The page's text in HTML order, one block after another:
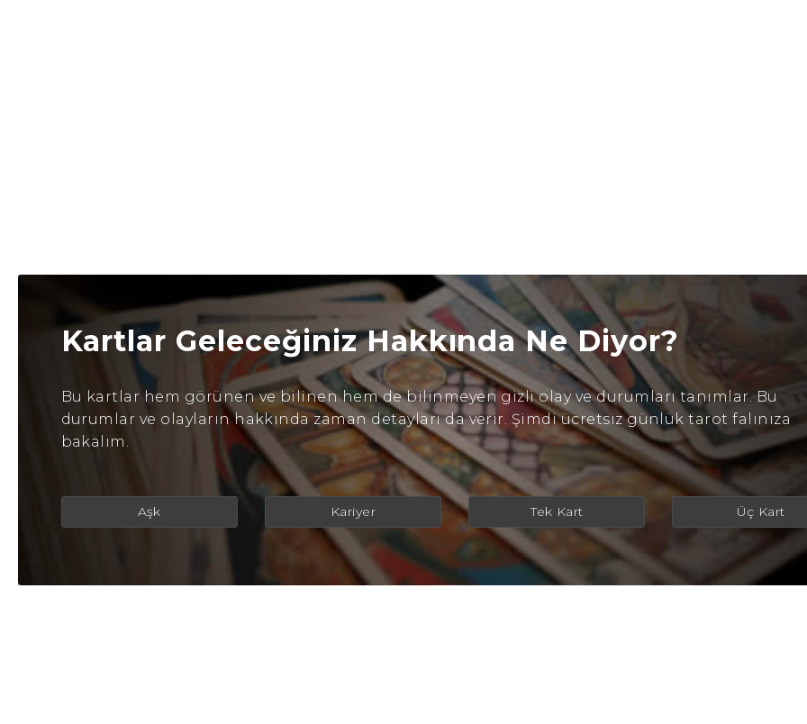
Kartlar Geleceğiniz Hakkında Ne Diyor?
Bu kartlar hem görünen ve bilinen hem de bilinmeyen gizli olay ve durumları tanımlar. Bu
durumlar ve olayların hakkında zaman detayları da verir. Şimdi ücretsiz günlük tarot falınıza
bakalım.
Aşk Kariyer Tek Kart Üç Kart